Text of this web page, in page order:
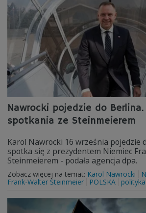
Nawrocki pojedzie do
spotkania ze Steinmeierem
Karol Nawrocki 16 września pojedzie
spotka się z prezydentem Niemiec
Steinmeierem - podała agencja dpa.
Zobacz więcej na temat: Karol Nawrocki
Frank-Walter Steinmeier
POLSKA polityka